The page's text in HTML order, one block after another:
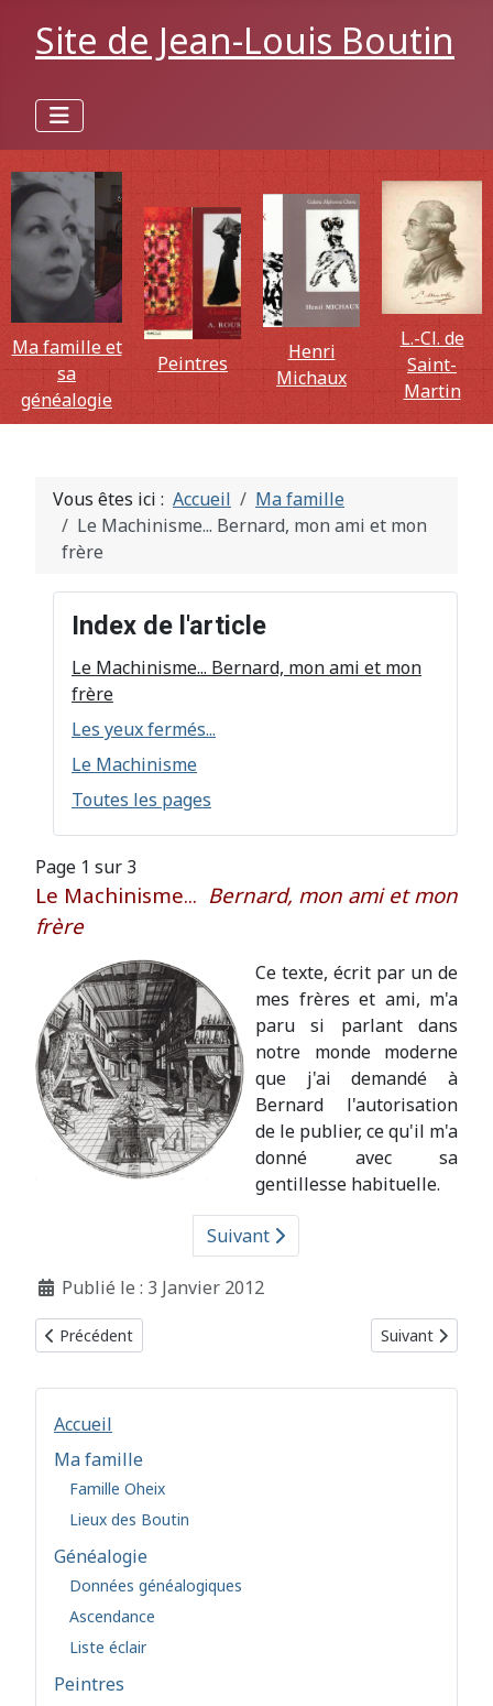
Site de Jean-Louis Boutin
Ma famille et
sa
généalogie
Peintres
Henri
Michaux
L.-Cl. de
Saint-
Martin
Accueil
Ma famille
Famille Oheix
Lieux des Boutin
Généalogie
Données généalogiques
Ascendance
Liste éclair
Peintres
Vous êtes ici : Accueil
Ma famille
Le Machinisme... Bernard, mon ami et mon
frère
Index de l'article
Le Machinisme... Bernard, mon ami et mon
frère
Les yeux fermés...
Le Machinisme
Toutes les pages
Page 1 sur 3
Le Machinisme... Bernard, mon ami et mon
frère
Ce texte, écrit par un de
mes frères et ami, m'a
paru si parlant dans
notre monde moderne
que j'ai demandé à
Bernard l'autorisation
de le publier, ce qu'il m'a
donné avec sa
gentillesse habituelle.
Suivant
Détails
Publié le : 3 Janvier 2012
Article précédent : Marseille
Précédent Article suivant
Suivant